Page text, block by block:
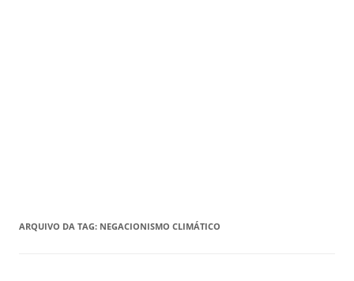
ARQUIVO DA TAG: NEGACIONISMO CLIMÁTICO